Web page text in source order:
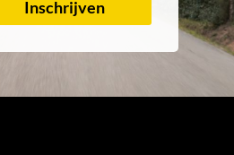
Inschrijven